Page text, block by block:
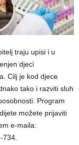
traju upisi i u
djeci
Cilj je kod djece
tako i razviti sluh
Program
možete prijaviti
e-maila:
734.